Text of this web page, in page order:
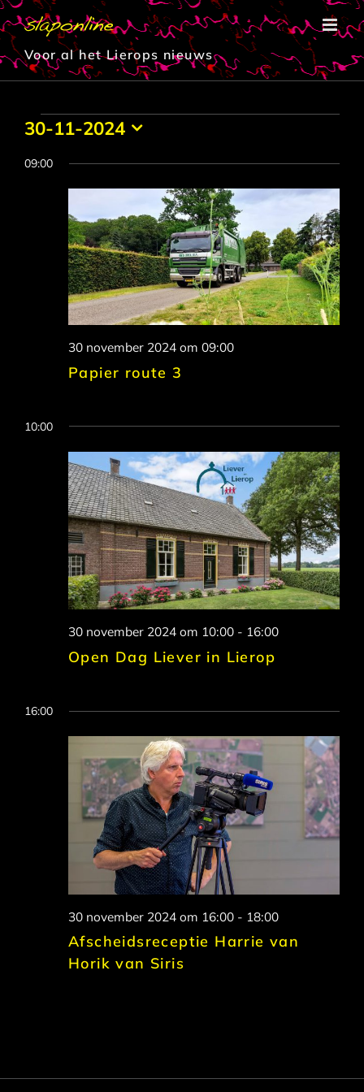
Ga
naar
inhoud
Voor al het Lierops nieuws
Evenementen
in
november
2024
30-11-2024
een
datum.
09:00
Papier route 3
30 november 2024 om 09:00
10:00
Open Dag Liever in Lierop
30 november 2024 om 10:00 - 16:00
16:00
Afscheidsreceptie Harrie van
Horik van Siris
30 november 2024 om 16:00 - 18:00